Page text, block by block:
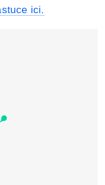
ici.